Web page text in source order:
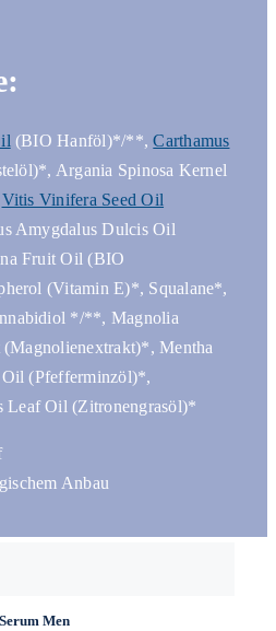
(BIO Hanföl)*/**,Carthamus
Argania Spinosa Kernel
Vitis Vinifera Seed Oil
Amygdalus Dulcis Oil
Fruit Oil (BIO
(Vitamin E)*, Squalane*,
*/**, Magnolia
Mentha
(Pfefferminzöl)*,
Leaf Oil (Zitronengrasöl)*
Anbau
Men